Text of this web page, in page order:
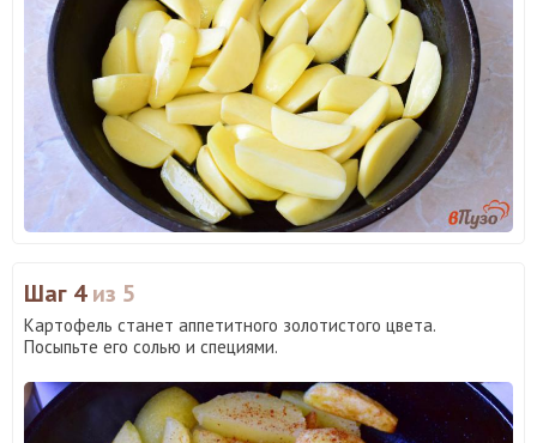
Шаг 4из 5
Картофель станет аппетитного золотистого цвета.
Посыпьте его солью и специями.